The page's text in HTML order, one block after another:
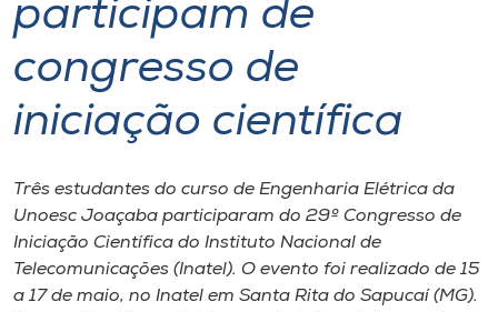
Portal de Ensino
A
Internacionalização
I.nova
participam de
congresso de
iniciação científica
Três estudantes do curso de Engenharia Elétrica da
Unoesc Joaçaba participaram do 29º Congresso de
Iniciação Científica do Instituto Nacional de
Telecomunicações (Inatel). O evento foi realizado de 15
a 17 de maio, no Inatel em Santa Rita do Sapucaí (MG).